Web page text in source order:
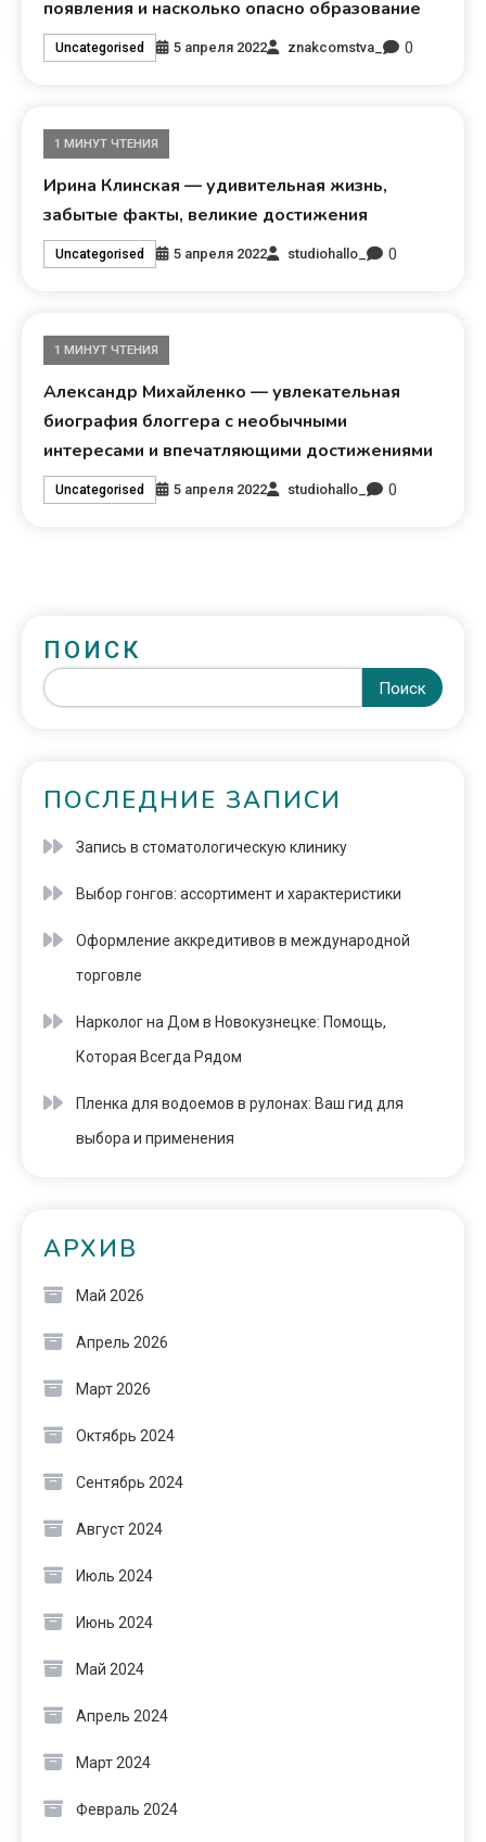
появления и насколько опасно образование
Uncategorised 5 апреля 2022 znakcomstva_ 0
1 МИНУТ ЧТЕНИЯ
Ирина Клинская — удивительная жизнь,
забытые факты, великие достижения
Uncategorised 5 апреля 2022 studiohallo_ 0
1 МИНУТ ЧТЕНИЯ
Александр Михайленко — увлекательная
биография блоггера с необычными
интересами и впечатляющими достижениями
Uncategorised 5 апреля 2022 studiohallo_ 0
ПОИСК
Поиск
ПОСЛЕДНИЕ ЗАПИСИ
Запись в стоматологическую клинику
Выбор гонгов: ассортимент и характеристики
Оформление аккредитивов в международной
торговле
Нарколог на Дом в Новокузнецке: Помощь,
Которая Всегда Рядом
Пленка для водоемов в рулонах: Ваш гид для
выбора и применения
АРХИВ
Май 2026
Апрель 2026
Март 2026
Октябрь 2024
Сентябрь 2024
Август 2024
Июль 2024
Июнь 2024
Май 2024
Апрель 2024
Март 2024
Февраль 2024